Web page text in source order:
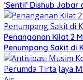
‘Sentil’ Dishub
Penanganan Kilat 2
Penumpang Sakit di